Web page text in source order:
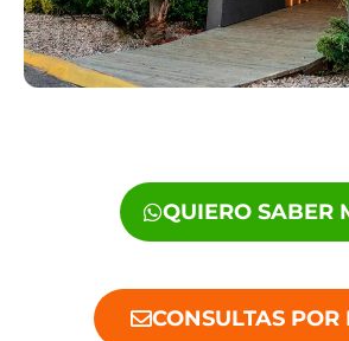
QUIERO SABER
CONSULTAS POR